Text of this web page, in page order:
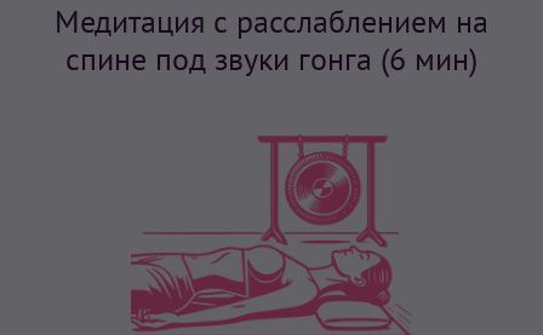
Медитация с расслаблением на
спине под звуки гонга (6 мин)